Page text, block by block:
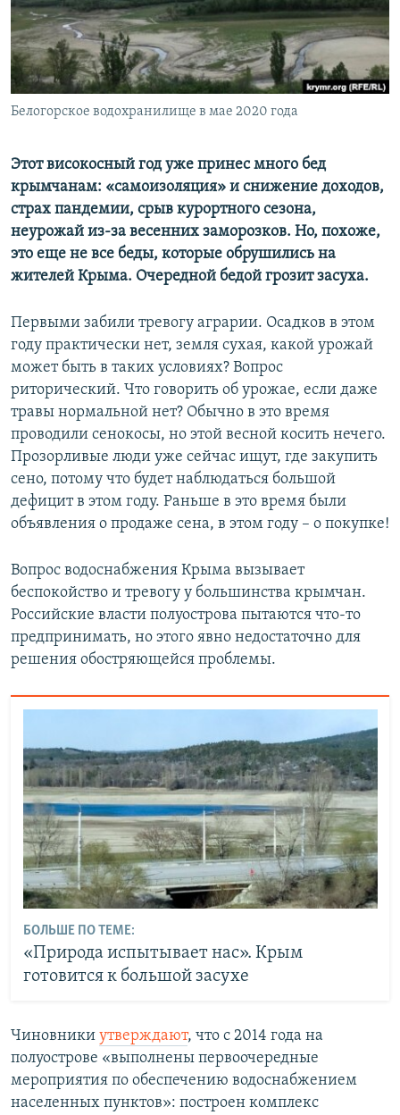
ПОБЕДИТЕЛЕЙ НЕ СУДЯТ?
КРЫМ.НЕПОКОРЕННЫЙ
ELIFBE
УКРАИНСКАЯ ПРОБЛЕМА КРЫМА
ПРИСОЕДИНЯЙТЕСЬ!
Белогорское водохранилище в мае 2020 года
Этот високосный год уже принес много бед
крымчанам: «самоизоляция» и снижение доходов,
страх пандемии, срыв курортного сезона,
неурожай из-за весенних заморозков. Но, похоже,
это еще не все беды, которые обрушились на
жителей Крыма. Очередной бедой грозит засуха.
Первыми забили тревогу аграрии. Осадков в этом
году практически нет, земля сухая, какой урожай
может быть в таких условиях? Вопрос
риторический. Что говорить об урожае, если даже
травы нормальной нет? Обычно в это время
проводили сенокосы, но этой весной косить нечего.
Прозорливые люди уже сейчас ищут, где закупить
сено, потому что будет наблюдаться большой
дефицит в этом году. Раньше в это время были
объявления о продаже сена, в этом году – о покупке!
Вопрос водоснабжения Крыма вызывает
беспокойство и тревогу у большинства крымчан.
Российские власти полуострова пытаются что-то
предпринимать, но этого явно недостаточно для
решения обостряющейся проблемы.
БОЛЬШЕ ПО ТЕМЕ:
«Природа испытывает нас». Крым
готовится к большой засухе
Чиновники утверждают, что с 2014 года на
полуострове «выполнены первоочередные
мероприятия по обеспечению водоснабжением
населенных пунктов»: построен комплекс